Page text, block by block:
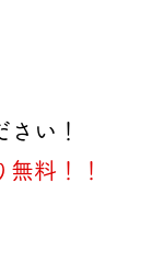
さい！
無料！！